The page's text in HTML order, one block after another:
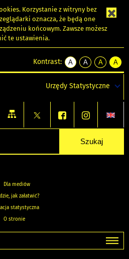
. Korzystanie z witryny bez
oznacza, że będą one
końcowym. Zawsze możesz
te ustawienia.
Kontrast:
A
kontrast
A
kontrast
tekst
czarnym
A
kontrast
tekst
czarnym
A
tekst
żółtym
Urzędy Statystyczne
Dla mediów
jak załatwić?
statystyczna
O stronie